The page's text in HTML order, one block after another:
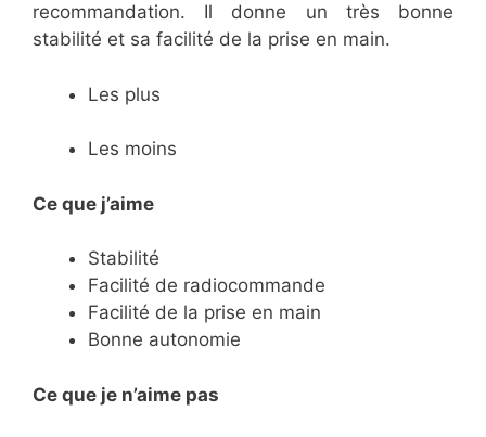
recommandation. Il donne un très bonne
stabilité et sa facilité de la prise en main.
Les plus
Les moins
Ce que j’aime
Stabilité
Facilité de radiocommande
Facilité de la prise en main
Bonne autonomie
Ce que je n’aime pas